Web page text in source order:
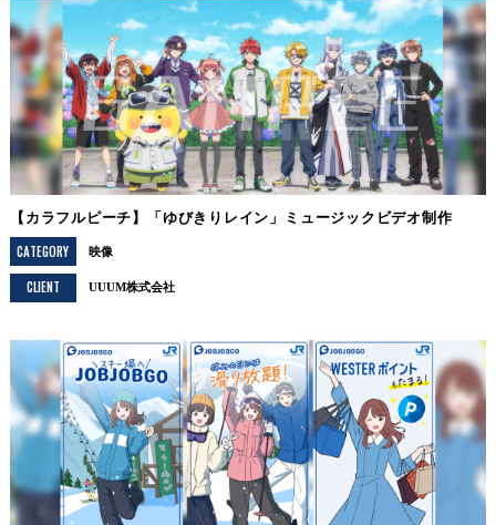
【カラフルピーチ】「ゆびきりレイン」ミュージックビデオ制作
CATEGORY
映像
CLIENT UUUM株式会社